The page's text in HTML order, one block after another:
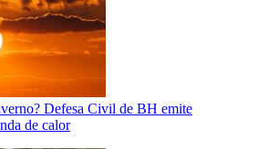
Defesa Civil de BH emite
de calor